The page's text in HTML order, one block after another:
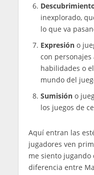
inexplorado,
lo que va
Expresión o
con
habilidades o
mundo del
Sumisióno
los juegos de
Aquí entran las
jugadores ven
me siento jugando
diferencia entre